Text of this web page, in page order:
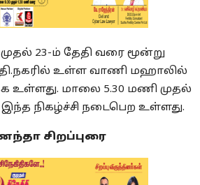
23-ம் தேதி வரை மூன்று
உள்ள வாணி மஹாலில்
உள்ளது. மாலை 5.30 மணி முதல்
நிகழ்ச்சி நடைபெற உள்ளது.
சிறப்புரை